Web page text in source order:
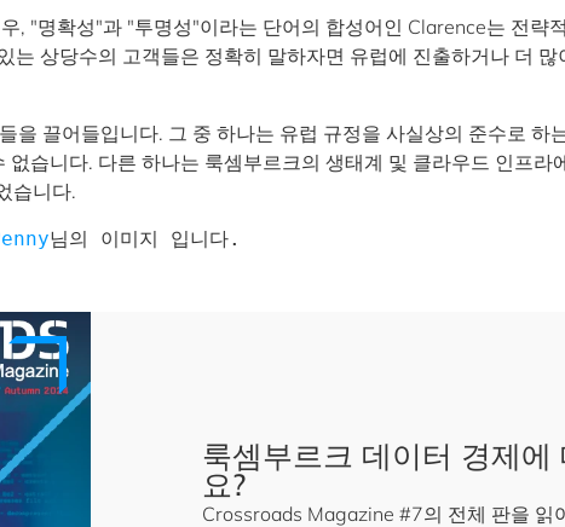
, "명확성"과 "투명성"이라는 단어의 합성어인 Clarence는 전략
는 상당수의 고객들은 정확히 말하자면 유럽에 진출하거나 더 많
을 끌어들입니다. 그 중 하나는 유럽 규정을 사실상의 준수로 하
습니다. 다른 하나는 룩셈부르크의 생태계 및 클라우드 인프라
습니다.
님의 이미지 입니다.
룩셈부르크 데이터 경제
요?
Crossroads Magazine #7의 전체 판을 읽